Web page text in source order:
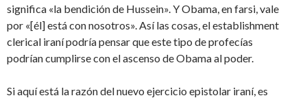
significa «la bendición de Hussein». Y Obama, en farsi, vale
por «[él] está con nosotros». Así las cosas, el establishment
clerical iraní podría pensar que este tipo de profecías
podrían cumplirse con el ascenso de Obama al poder.
Si aquí está la razón del nuevo ejercicio epistolar iraní, es